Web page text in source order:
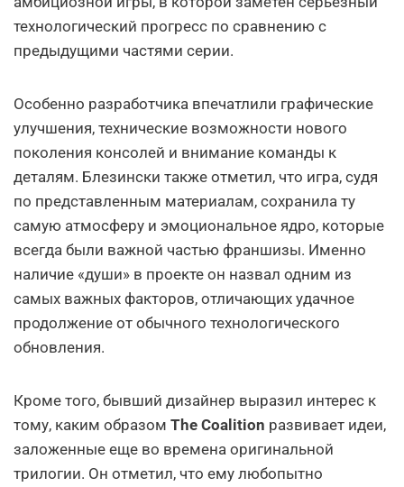
технологический прогресс по сравнению с
предыдущими частями серии.
Особенно разработчика впечатлили графические
улучшения, технические возможности нового
поколения консолей и внимание команды к
деталям. Блезински также отметил, что игра, судя
по представленным материалам, сохранила ту
самую атмосферу и эмоциональное ядро, которые
всегда были важной частью франшизы. Именно
наличие «души» в проекте он назвал одним из
самых важных факторов, отличающих удачное
продолжение от обычного технологического
обновления.
Кроме того, бывший дизайнер выразил интерес к
тому, каким образом The Coalition развивает идеи,
заложенные еще во времена оригинальной
трилогии. Он отметил, что ему любопытно